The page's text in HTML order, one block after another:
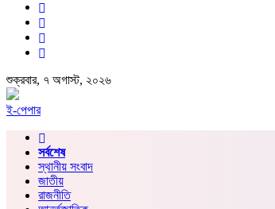
শুক্রবার, ৭ অগাস্ট, ২০২৬
ই-পেপার
সর্বশেষ
স্থানীয় সংবাদ
জাতীয়
রাজনীতি